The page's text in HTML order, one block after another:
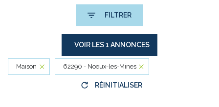
FILTRER
VOIR LES1 ANNONCES
Maison 62290 - Noeux-les-Mines
RÉINITIALISER